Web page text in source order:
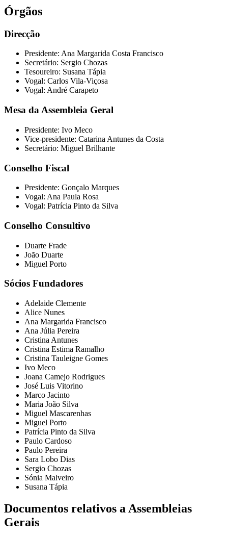
Órgãos
Direcção
Presidente: Ana Margarida Costa Francisco
Secretário: Sergio Chozas
Tesoureiro: Susana Tápia
Vogal: Carlos Vila-Viçosa
Vogal: André Carapeto
Mesa da Assembleia Geral
Presidente: Ivo Meco
Vice-presidente: Catarina Antunes da Costa
Secretário: Miguel Brilhante
Conselho Fiscal
Presidente: Gonçalo Marques
Vogal: Ana Paula Rosa
Vogal: Patrícia Pinto da Silva
Conselho Consultivo
Duarte Frade
João Duarte
Miguel Porto
Sócios Fundadores
Adelaide Clemente
Alice Nunes
Ana Margarida Francisco
Ana Júlia Pereira
Cristina Antunes
Cristina Estima Ramalho
Cristina Tauleigne Gomes
Ivo Meco
Joana Camejo Rodrigues
José Luis Vitorino
Marco Jacinto
Maria João Silva
Miguel Mascarenhas
Miguel Porto
Patrícia Pinto da Silva
Paulo Cardoso
Paulo Pereira
Sara Lobo Dias
Sergio Chozas
Sónia Malveiro
Susana Tápia
Documentos relativos a Assembleias
Gerais